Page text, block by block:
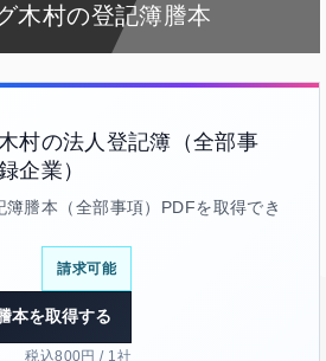
木村の登記簿謄本
村の法人登記簿（全部事
企業）
謄本（全部事項）PDFを取得でき
請求可能
本を取得する
税込800円 / 1社